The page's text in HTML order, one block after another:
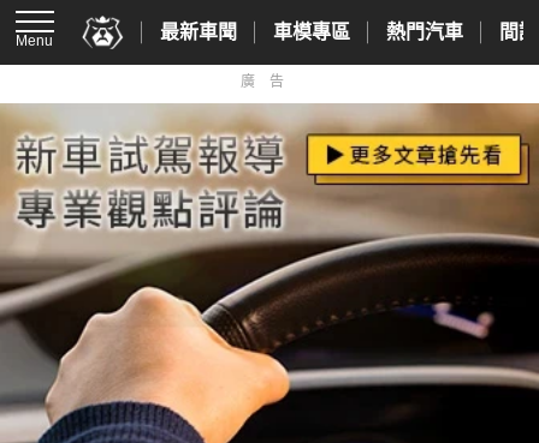
Menu 最新車聞 車模專區 熱門汽車 間
廣告